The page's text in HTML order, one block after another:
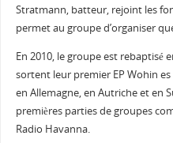
Stratmann, batteur, rejoint les
permet au groupe d’organiser
En 2010, le groupe est rebaptisé
sortent leur premier EP Wohin
en Allemagne, en Autriche et en
premières parties de groupes
Radio Havanna.